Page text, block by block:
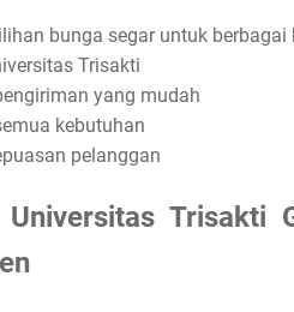
bunga segar untuk berbagai
Trisakti
yang mudah
kebutuhan
pelanggan
Trisakti